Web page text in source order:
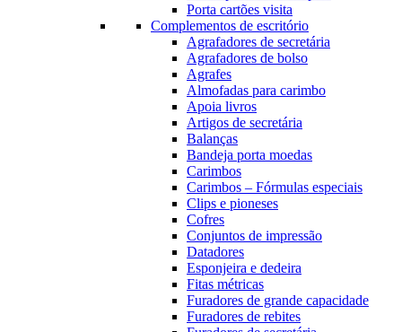
Porta cartões visita
Complementos de escritório
Agrafadores de secretária
Agrafadores de bolso
Agrafes
Almofadas para carimbo
Apoia livros
Artigos de secretária
Balanças
Bandeja porta moedas
Carimbos
Carimbos – Fórmulas especiais
Clips e pioneses
Cofres
Conjuntos de impressão
Datadores
Esponjeira e dedeira
Fitas métricas
Furadores de grande capacidade
Furadores de rebites